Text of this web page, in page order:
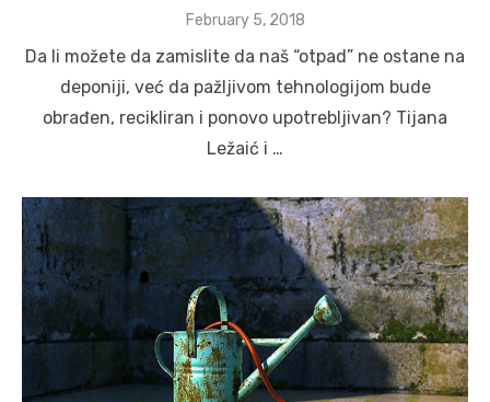
Posted
February 5, 2018
Da li možete da zamislite da naš “otpad” ne ostane na
deponiji, već da pažljivom tehnologijom bude
obrađen, recikliran i ponovo upotrebljivan? Tijana
Ležaić i …